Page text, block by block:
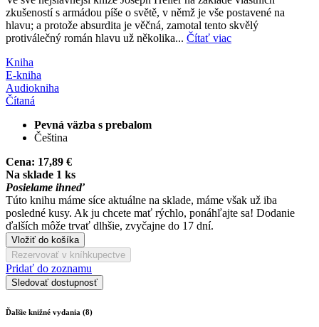
zkušeností s armádou píše o světě, v němž je vše postavené na
hlavu; a protože absurdita je věčná, zamotal tento skvělý
protiválečný román hlavu už několika... Čítať viac
Kniha
E-kniha
Audiokniha
Čítaná
Pevná väzba s prebalom
Čeština
Cena: 17,89 €
Na sklade 1 ks
Posielame ihneď
Túto knihu máme síce aktuálne na sklade, máme však už iba
posledné kusy. Ak ju chcete mať rýchlo, ponáhľajte sa! Dodanie
ďalších môže trvať dlhšie, zvyčajne do 17 dní.
Vložiť do košíka
Rezervovať v kníhkupectve
Pridať do zoznamu
Sledovať dostupnosť
Ďalšie knižné vydania (8)